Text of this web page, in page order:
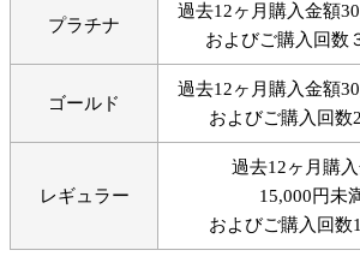
プラチナ
過去12ヶ月購入金額
およびご購入回数
ゴールド
過去12ヶ月購入金額
およびご購入回数
レギュラー
過去12ヶ月購
15,000円未
およびご購入回数